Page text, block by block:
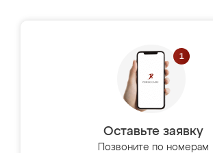
Оставьте заявку
Позвоните по номерам